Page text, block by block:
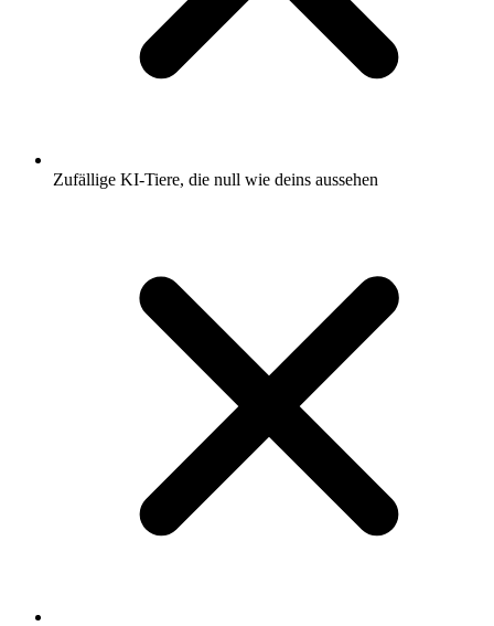
Zufällige KI-Tiere, die null wie deins aussehen